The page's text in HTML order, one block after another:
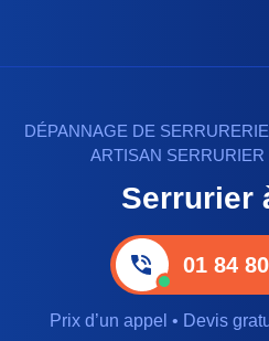
DÉPANNAGE DE
ARTISAN
Serrurier
01 84
Prix d’un appel • Devis